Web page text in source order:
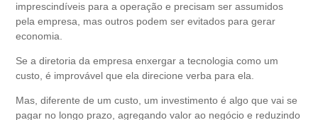
imprescindíveis para a operação e precisam ser assumidos
pela empresa, mas outros podem ser evitados para gerar
economia.
Se a diretoria da empresa enxergar a tecnologia como um
custo, é improvável que ela direcione verba para ela.
Mas, diferente de um custo, um investimento é algo que vai se
pagar no longo prazo, agregando valor ao negócio e reduzindo